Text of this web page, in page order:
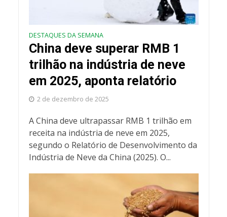
DESTAQUES DA SEMANA
China deve superar RMB 1
trilhão na indústria de neve
em 2025, aponta relatório
2 de dezembro de 2025
A China deve ultrapassar RMB 1 trilhão em
receita na indústria de neve em 2025,
segundo o Relatório de Desenvolvimento da
Indústria de Neve da China (2025). O...